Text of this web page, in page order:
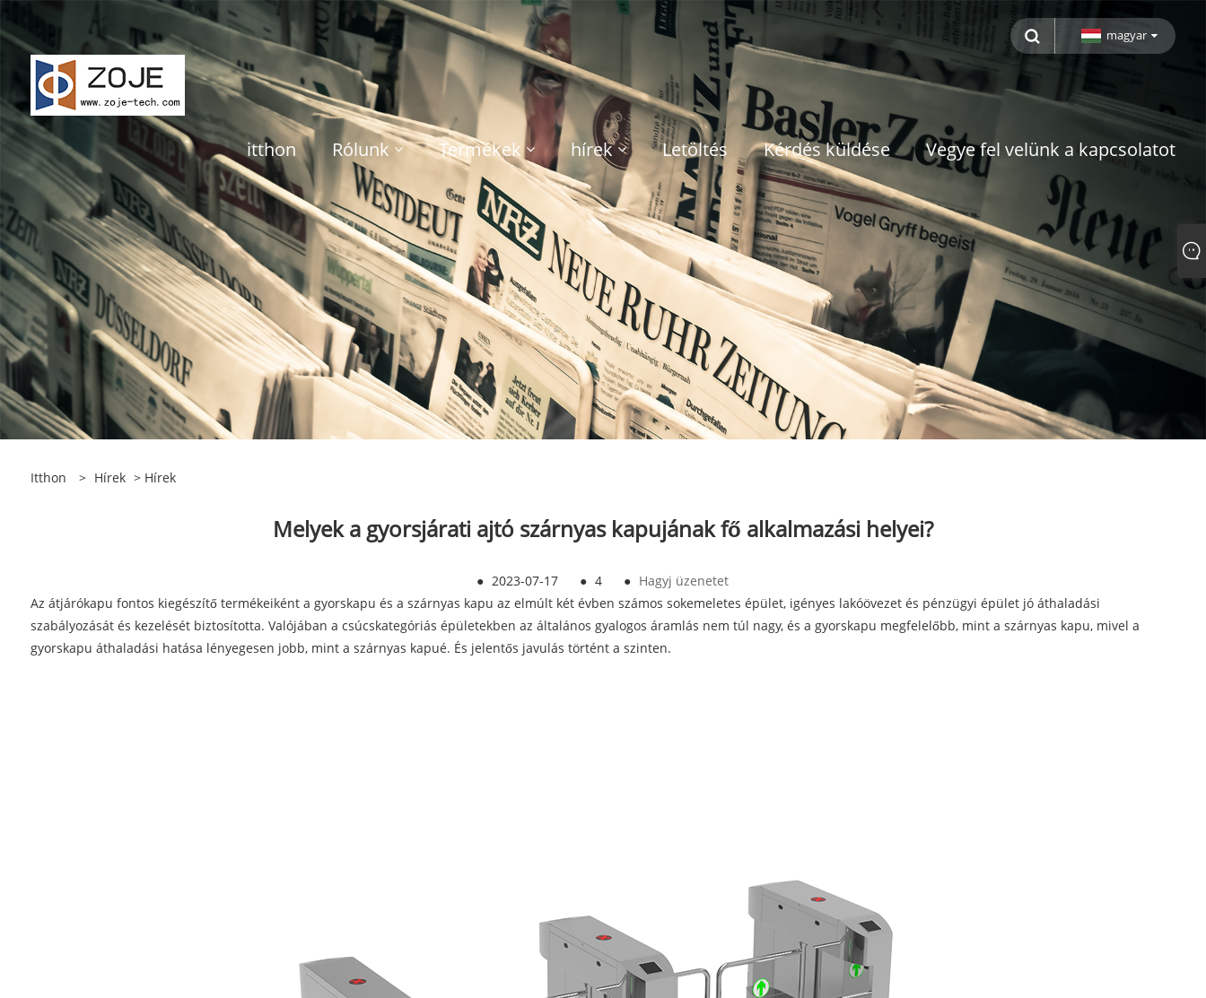
magyar
itthon Rólunk Termékek hírek Letöltés Kérdés küldése Vegye fel velünk a kapcsolatot
Itthon > Hírek > Hírek
Melyek a gyorsjárati ajtó szárnyas kapujának fő alkalmazási helyei?
● 2023-07-17 ● 4 ● Hagyj üzenetet
Az átjárókapu fontos kiegészítő termékeiként a gyorskapu és a szárnyas kapu az elmúlt két évben számos sokemeletes épület, igényes lakóövezet és pénzügyi épület jó áthaladási
szabályozását és kezelését biztosította. Valójában a csúcskategóriás épületekben az általános gyalogos áramlás nem túl nagy, és a gyorskapu megfelelőbb, mint a szárnyas kapu, mivel a
gyorskapu áthaladási hatása lényegesen jobb, mint a szárnyas kapué. És jelentős javulás történt a szinten.